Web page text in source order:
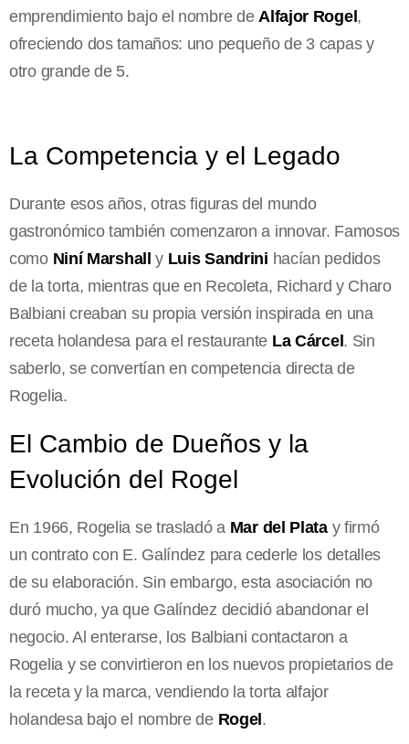
emprendimiento bajo el nombre deAlfajor Rogel ,
ofreciendo dos tamaños: uno pequeño de 3 capas y
otro grande de 5.
La Competencia y el Legado
Durante esos años, otras figuras del mundo
gastronómico también comenzaron a innovar. Famosos
como Niní Marshall y Luis Sandrini hacían pedidos
de la torta, mientras que en Recoleta, Richard y Charo
Balbiani creaban su propia versión inspirada en una
receta holandesa para el restaurante La Cárcel . Sin
saberlo, se convertían en competencia directa de
Rogelia.
El Cambio de Dueños y la
Evolución del Rogel
En 1966, Rogelia se trasladó a Mar del Platay firmó
un contrato con E. Galíndez para cederle los detalles
de su elaboración. Sin embargo, esta asociación no
duró mucho, ya que Galíndez decidió abandonar el
negocio. Al enterarse, los Balbiani contactaron a
Rogelia y se convirtieron en los nuevos propietarios de
la receta y la marca, vendiendo la torta alfajor
holandesa bajo el nombre de Rogel .